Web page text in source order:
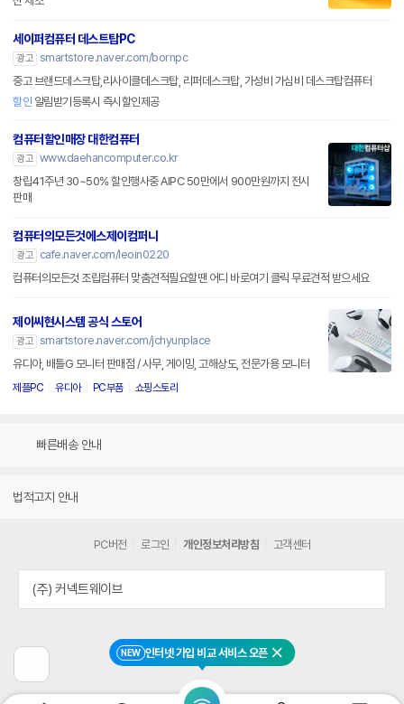
NEW 인터넷 가입 비교 서비스 오픈 닫기
세이퍼컴퓨터 데스트탑PC
광고 smartstore.naver.com/bornpc
중고 브랜드데스크탑,리사이클데스크탑, 리퍼데스크탑, 가성비 가심비 데스크탑컴퓨터
할인 알림받기등록시 즉시할인제공
컴퓨터할인매장 대한컴퓨터
광고 www.daehancomputer.co.kr
창립41주년 30~50% 할인행사중 AIPC 50만에서 900만원까지 전시
판매
컴퓨터의모든것에스제이컴퍼니
광고
cafe.naver.com/leoin0220
컴퓨터의모든것 조립컴퓨터 맞춤견적필요할땐 어디 바로여기 클릭 무료견적 받으세요
제이씨현시스템 공식 스토어
광고 smartstore.naver.com/jchyunplace
유디아, 배틀G 모니터 판매점 / 사무, 게이밍, 고해상도, 전문가용 모니터
제플PC 유디아 PC부품 쇼핑스토리
빠른배송 안내
법적고지 안내
전
페
PC버전 로그인 개인정보처리방침 고객센터
(주) 커넥트웨이브